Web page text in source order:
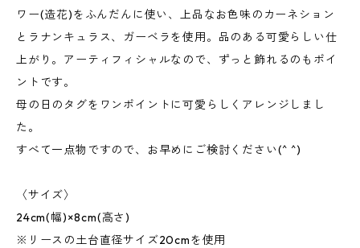
ワー(造花)をふんだんに使い、上品なお色味のカーネション
とラナンキュラス、ガーベラを使用。品のある可愛らしい仕
上がり。アーティフィシャルなので、ずっと飾れるのもポイ
ントです。
母の日のタグをワンポイントに可愛らしくアレンジしまし
た。
すべて一点物ですので、お早めにご検討ください(^ ^)
〈サイズ〉
24cm(幅)×8cm(高さ)
※リースの土台直径サイズ20cmを使用